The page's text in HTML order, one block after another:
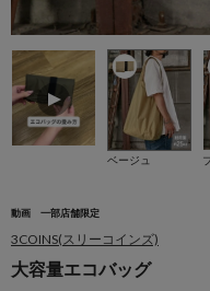
ベージュ
動画 一部店舗限定
3COINS(スリーコインズ)
大容量エコバッグ